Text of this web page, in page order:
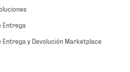
Entrega
Entrega y Devolución Marketplace